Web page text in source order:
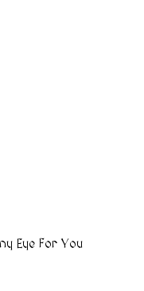
Eye For You